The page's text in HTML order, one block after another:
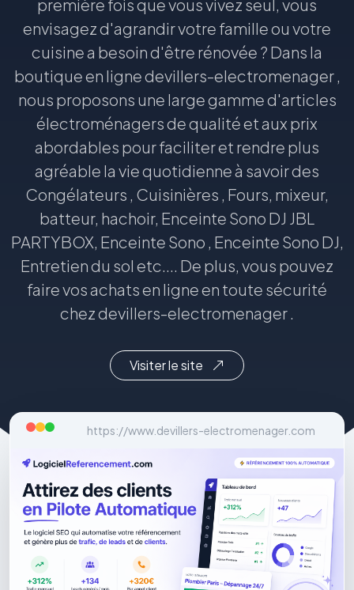
première fois que vous vivez seul, vous
envisagez d'agrandir votre famille ou votre
cuisine a besoin d'être rénovée ? Dans la
boutique en ligne devillers-electromenager ,
nous proposons une large gamme d'articles
électroménagers de qualité et aux prix
abordables pour faciliter et rendre plus
agréable la vie quotidienne à savoir des
Congélateurs , Cuisinières , Fours, mixeur,
batteur, hachoir, Enceinte Sono DJ JBL
PARTYBOX, Enceinte Sono , Enceinte Sono DJ,
Entretien du sol etc.... De plus, vous pouvez
faire vos achats en ligne en toute sécurité
chez devillers-electromenager .
Visiter le site
https://www.devillers-electromenager.com